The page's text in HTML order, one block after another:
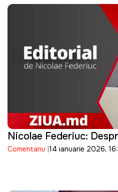
Nicolae Federiuc:
Comentariu 14 ianuarie 2026,